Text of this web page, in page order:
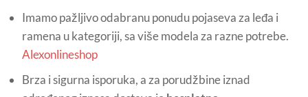
Imamo pažljivo odabranu ponudu pojaseva za leđa i
ramena u kategoriji, sa više modela za razne potrebe.
Alexonlineshop
Brza i sigurna isporuka, a za porudžbine iznad